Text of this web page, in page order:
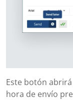
Este botón
hora de envío